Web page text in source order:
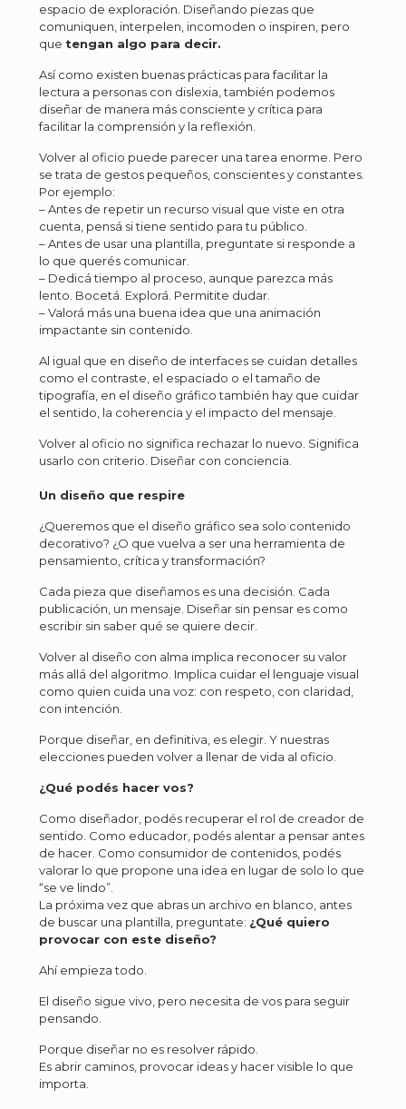
espacio de exploración. Diseñando piezas que
comuniquen, interpelen, incomoden o inspiren, pero
que tengan algo para decir.
Así como existen buenas prácticas para facilitar la
lectura a personas con dislexia, también podemos
diseñar de manera más consciente y crítica para
facilitar la comprensión y la reflexión.
Volver al oficio puede parecer una tarea enorme. Pero
se trata de gestos pequeños, conscientes y constantes.
Por ejemplo:
– Antes de repetir un recurso visual que viste en otra
cuenta, pensá si tiene sentido para tu público.
– Antes de usar una plantilla, preguntate si responde a
lo que querés comunicar.
– Dedicá tiempo al proceso, aunque parezca más
lento. Bocetá. Explorá. Permitite dudar.
– Valorá más una buena idea que una animación
impactante sin contenido.
Al igual que en diseño de interfaces se cuidan detalles
como el contraste, el espaciado o el tamaño de
tipografía, en el diseño gráfico también hay que cuidar
el sentido, la coherencia y el impacto del mensaje.
Volver al oficio no significa rechazar lo nuevo. Significa
usarlo con criterio. Diseñar con conciencia.
Un diseño que respire
¿Queremos que el diseño gráfico sea solo contenido
decorativo? ¿O que vuelva a ser una herramienta de
pensamiento, crítica y transformación?
Cada pieza que diseñamos es una decisión. Cada
publicación, un mensaje. Diseñar sin pensar es como
escribir sin saber qué se quiere decir.
Volver al diseño con alma implica reconocer su valor
más allá del algoritmo. Implica cuidar el lenguaje visual
como quien cuida una voz: con respeto, con claridad,
con intención.
Porque diseñar, en definitiva, es elegir. Y nuestras
elecciones pueden volver a llenar de vida al oficio.
¿Qué podés hacer vos?
Como diseñador, podés recuperar el rol de creador de
sentido. Como educador, podés alentar a pensar antes
de hacer. Como consumidor de contenidos, podés
valorar lo que propone una idea en lugar de solo lo que
“se ve lindo”.
La próxima vez que abras un archivo en blanco, antes
de buscar una plantilla, preguntate: ¿Qué quiero
provocar con este diseño?
Ahí empieza todo.
El diseño sigue vivo, pero necesita de vos para seguir
pensando.
Porque diseñar no es resolver rápido.
Es abrir caminos, provocar ideas y hacer visible lo que
importa.